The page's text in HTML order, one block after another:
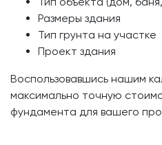
Размеры здания
Тип грунта на участке
Проект здания
Воспользовавшись нашим
максимально точную
фундамента для вашего